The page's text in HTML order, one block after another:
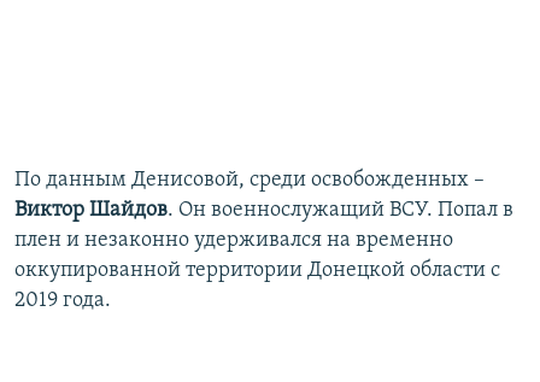
По данным Денисовой, среди освобожденных –
Виктор Шайдов. Он военнослужащий ВСУ. Попал в
плен и незаконно удерживался на временно
оккупированной территории Донецкой области с
2019 года.